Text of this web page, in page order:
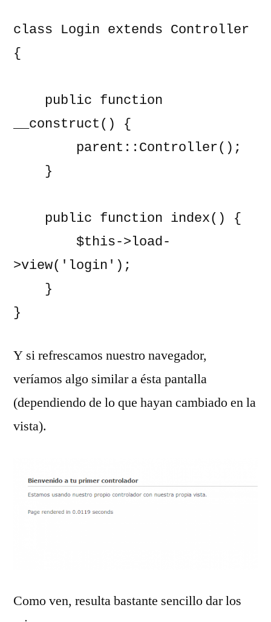
class Login extends Controller
{
__construct() {
>view('login');
}
Y si refrescamos nuestro navegador,
veríamos algo similar a ésta pantalla
(dependiendo de lo que hayan cambiado en la
vista).
Como ven, resulta bastante sencillo dar los